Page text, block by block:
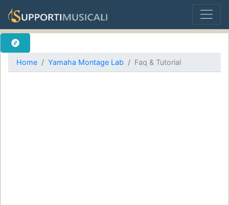
Home Yamaha Montage Lab Faq & Tutorial